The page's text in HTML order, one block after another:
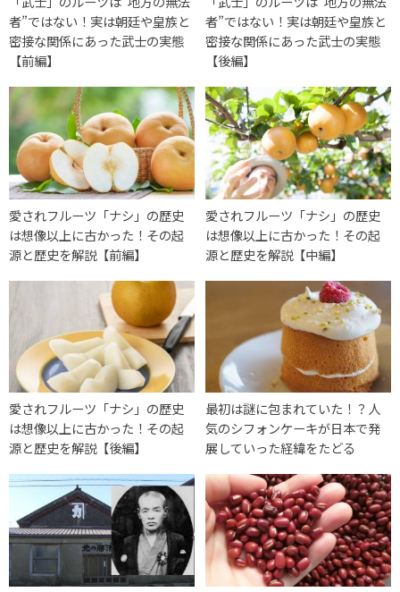
者”ではない！実は朝廷や皇族と
密接な関係にあった武士の実態
【前編】
者”ではない！実は朝廷や皇族と
密接な関係にあった武士の実態
【後編】
愛されフルーツ「ナシ」の歴史
は想像以上に古かった！その起
源と歴史を解説【前編】
愛されフルーツ「ナシ」の歴史
は想像以上に古かった！その起
源と歴史を解説【中編】
愛されフルーツ「ナシ」の歴史
は想像以上に古かった！その起
源と歴史を解説【後編】
最初は謎に包まれていた！？人
気のシフォンケーキが日本で発
展していった経緯をたどる